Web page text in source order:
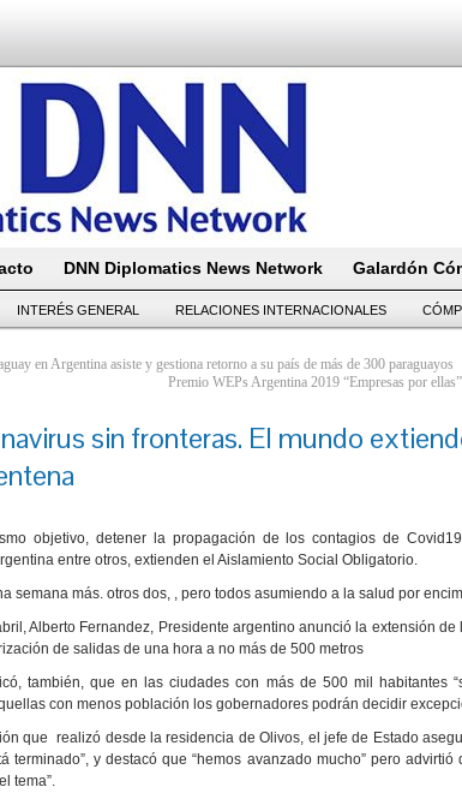
DNN Diplomatics News Network Galardón
INTERÉS GENERAL RELACIONES INTERNACIONALES
en Argentina asiste y gestiona retorno a su país de más de 300 paraguayos
Premio WEPs Argentina 2019 “Empresas por
sin fronteras. El mundo
objetivo, detener la propagación de los contagios de
entre otros, extienden el Aislamiento Social Obligatorio.
semana más. otros dos, , pero todos asumiendo a la salud por
Alberto Fernandez, Presidente argentino anunció la extensión
de salidas de una hora a no más de 500 metros
también, que en las ciudades con más de 500 mil habitantes
con menos población los gobernadores podrán decidir
que realizó desde la residencia de Olivos, el jefe de Estado
terminado”, y destacó que “hemos avanzado mucho” pero advirtió
tema”.